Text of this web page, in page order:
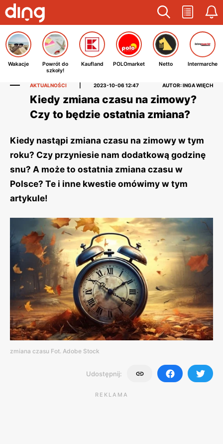
Wakacje
Powrót do
szkoły!
Kaufland POLOmarket Netto Intermarche
AKTUALNOŚCI 2023-10-06 12:47 AUTOR: INGA WIĘCH
Kiedy zmiana czasu na zimowy?
Czy to będzie ostatnia zmiana?
Kiedy nastąpi zmiana czasu na zimowy w tym
roku? Czy przyniesie nam dodatkową godzinę
snu? A może to ostatnia zmiana czasu w
Polsce? Te i inne kwestie omówimy w tym
artykule!
zmiana czasu Fot. Adobe Stock
Udostępnij:
REKLAMA